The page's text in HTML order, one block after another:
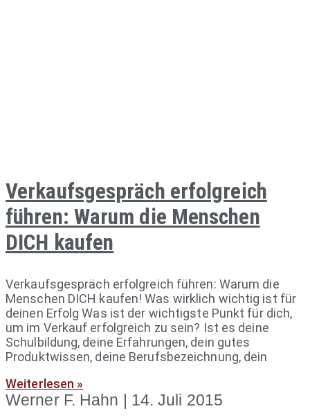
Verkaufsgespräch erfolgreich
führen: Warum die Menschen
DICH kaufen
Verkaufsgespräch erfolgreich führen: Warum die
Menschen DICH kaufen! Was wirklich wichtig ist für
deinen Erfolg Was ist der wichtigste Punkt für dich,
um im Verkauf erfolgreich zu sein? Ist es deine
Schulbildung, deine Erfahrungen, dein gutes
Produktwissen, deine Berufsbezeichnung, dein
Weiterlesen »
Werner F. Hahn 14. Juli 2015